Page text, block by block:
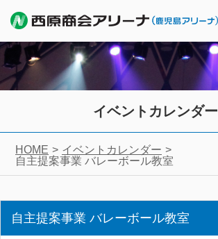
イベントカレンダー
HOME
イベントカレンダー
自主提案事業 バレーボール教室
自主提案事業 バレーボール教室